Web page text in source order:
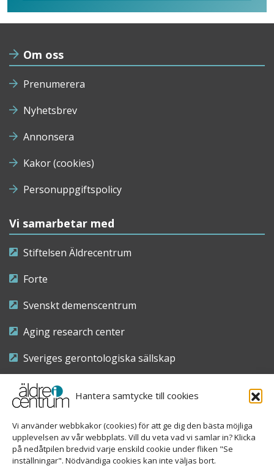
Hantera samtycke till cookies
Vi använder webbkakor (cookies) för att ge dig den bästa möjliga
upplevelsen av vår webbplats. Vill du veta vad vi samlar in? Klicka
på nedåtpilen bredvid varje enskild cookie under fliken "Se
inställningar". Nödvändiga cookies kan inte väljas bort.
Om oss
Prenumerera
Nyhetsbrev
Annonsera
Kakor (cookies)
Personuppgiftspolicy
Vi samarbetar med
Stiftelsen Äldrecentrum
Forte
Svenskt demenscentrum
Aging research center
Sveriges gerontologiska sällskap
Riksföreningen för sjuksköterskor inom äldre- och
demensvård
Nationellt kompetenscentrum anhöriga